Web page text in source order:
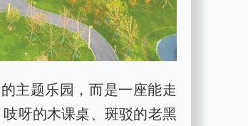
主题乐园，而是一座能走
呀的木课桌、斑驳的老黑